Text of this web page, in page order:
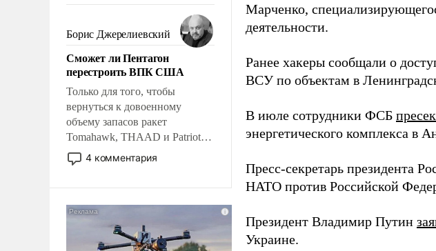
сложна и амбициозна. Однако
и ее реализация радикально
поднимет наши боевые
возможности.
Борис Джерелиевский
Сможет ли Пентагон
перестроить ВПК США
Только для того, чтобы
вернуться к довоенному
объему запасов ракет
Tomahawk, THAAD и Patriot
США потребуется более трех
лет. Даже небольшая война с
Сложившаяся ситуация
означает многолетний период
уязвимости США, например,
4 комментария
Марченко,
деятельности.
Ранее хакеры сообщали о
ВСУ по объектам в
В июле сотрудники ФСБ
энергетического комплекса в
Пресс-секретарь президента
НАТО против Российской
Президент Владимир Путин
Украине.